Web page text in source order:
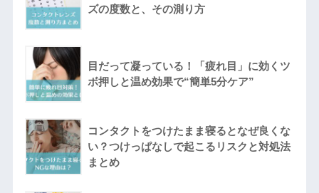
ズの度数と、その測り方
目だって凝っている！「疲れ目」に効くツ
ボ押しと温め効果で“簡単5分ケア”
コンタクトをつけたまま寝るとなぜ良くな
い？つけっぱなしで起こるリスクと対処法
まとめ